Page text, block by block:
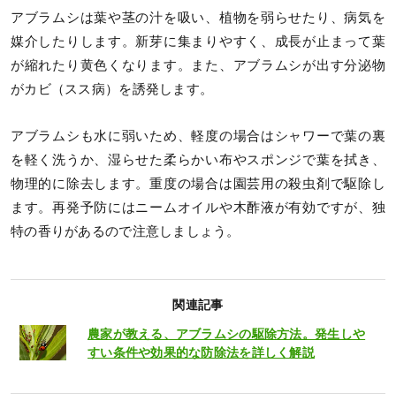
アブラムシは葉や茎の汁を吸い、植物を弱らせたり、病気を
媒介したりします。新芽に集まりやすく、成長が止まって葉
が縮れたり黄色くなります。また、アブラムシが出す分泌物
がカビ（スス病）を誘発します。
アブラムシも水に弱いため、軽度の場合はシャワーで葉の裏
を軽く洗うか、湿らせた柔らかい布やスポンジで葉を拭き、
物理的に除去します。重度の場合は園芸用の殺虫剤で駆除し
ます。再発予防にはニームオイルや木酢液が有効ですが、独
特の香りがあるので注意しましょう。
関連記事
農家が教える、アブラムシの駆除方法。発生しや
すい条件や効果的な防除法を詳しく解説